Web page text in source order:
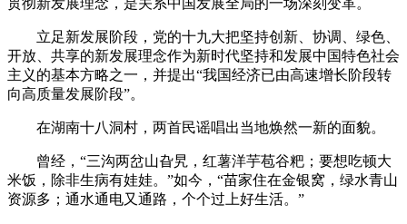
贯彻新发展理念，是关系中国发展全局的一场深刻变革。
立足新发展阶段，党的十九大把坚持创新、协调、绿色、
开放、共享的新发展理念作为新时代坚持和发展中国特色社会
主义的基本方略之一，并提出“我国经济已由高速增长阶段转
向高质量发展阶段”。
在湖南十八洞村，两首民谣唱出当地焕然一新的面貌。
曾经，“三沟两岔山旮旯，红薯洋芋苞谷粑；要想吃顿大
米饭，除非生病有娃娃。”如今，“苗家住在金银窝，绿水青山
资源多；通水通电又通路，个个过上好生活。”